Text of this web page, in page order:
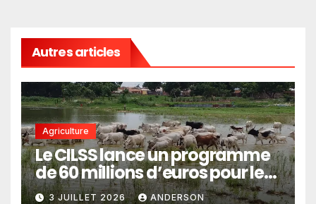
Autres articles
Agriculture
Le CILSS lance un programme
de 60 millions d’euros pour le
pastoralisme
3 JUILLET 2026 ANDERSON